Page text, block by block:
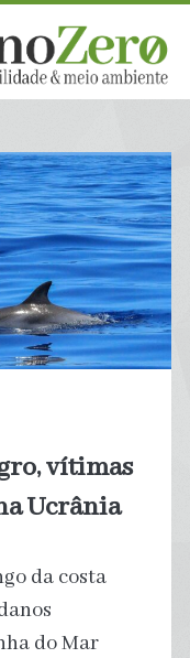
vítimas
Ucrânia
da costa
do Mar